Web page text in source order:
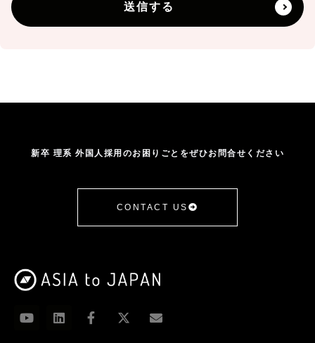
管理者名：個人情報保護管理者 和田 裕次
介（メールマガジン等）などをお送りするため
4．個人情報の第三者提供
当社は、ご提供いただいた個人情報を次の場合を
・法令に基づく場合
送信する
新卒 理系 外国人採用のお困りごとをぜひお問合せください
CONTACT US